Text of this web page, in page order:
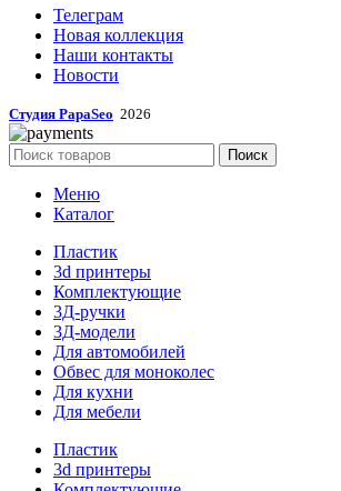
Телеграм
Новая коллекция
Наши контакты
Новости
Студия PapaSeo 2026
Поиск
Меню
Каталог
Пластик
3d принтеры
Комплектующие
3Д-ручки
3Д-модели
Для автомобилей
Обвес для моноколес
Для кухни
Для мебели
Пластик
3d принтеры